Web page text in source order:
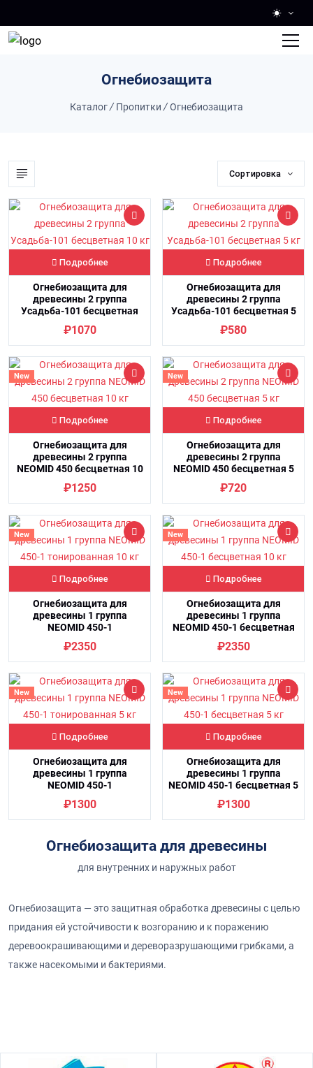
Огнебиозащита
Каталог/ Пропитки /Огнебиозащита
Сортировка
Подробнее
Огнебиозащита для
древесины 2 группа
Усадьба-101 бесцветная
10 кг
₽1070
Подробнее
Огнебиозащита для
древесины 2 группа
Усадьба-101 бесцветная 5
кг
₽580
New
Подробнее
Огнебиозащита для
древесины 2 группа
NEOMID 450 бесцветная 10
кг
₽1250
New
Подробнее
Огнебиозащита для
древесины 2 группа
NEOMID 450 бесцветная 5
кг
₽720
New
Подробнее
Огнебиозащита для
древесины 1 группа
NEOMID 450-1
тонированная 10 кг
₽2350
New
Подробнее
Огнебиозащита для
древесины 1 группа
NEOMID 450-1 бесцветная
10 кг
₽2350
New
Подробнее
Огнебиозащита для
древесины 1 группа
NEOMID 450-1
тонированная 5 кг
₽1300
New
Подробнее
Огнебиозащита для
древесины 1 группа
NEOMID 450-1 бесцветная 5
кг
₽1300
Огнебиозащита для древесины
для внутренних и наружных работ
Огнебиозащита — это защитная обработка древесины с целью
придания ей устойчивости к возгоранию и к поражению
деревоокрашивающими и дереворазрушающими грибками, а
также насекомыми и бактериями.